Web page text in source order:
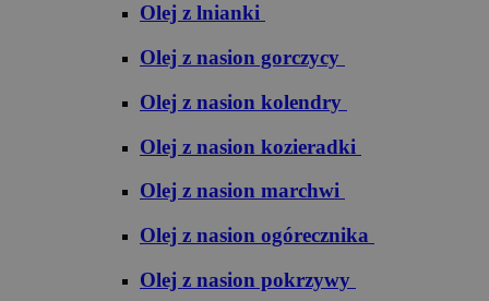
Olej z lnianki
Olej z nasion gorczycy
Olej z nasion kolendry
Olej z nasion kozieradki
Olej z nasion marchwi
Olej z nasion ogórecznika
Olej z nasion pokrzywy